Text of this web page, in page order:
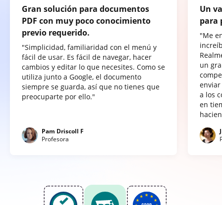
Gran solución para documentos
PDF con muy poco conocimiento
previo requerido.
"Simplicidad, familiaridad con el menú y
fácil de usar. Es fácil de navegar, hacer
cambios y editar lo que necesites. Como se
utiliza junto a Google, el documento
siempre se guarda, así que no tienes que
preocuparte por ello."
Pam Driscoll F
Profesora
Un
para
"Me
un
a los
en